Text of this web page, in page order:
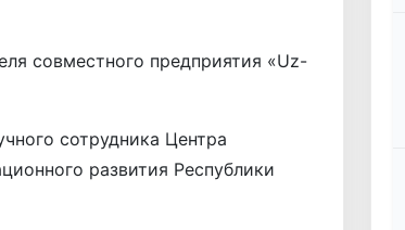
совместного предприятия «Uz-
сотрудника Центра
развития Респуб­лики